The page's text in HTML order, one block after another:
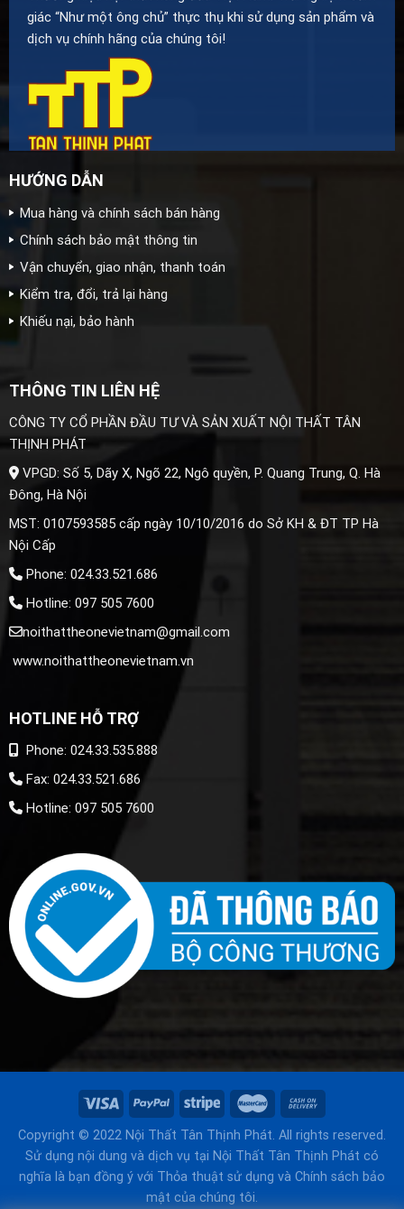
giác “Như một ông chủ” thực thụ khi sử dụng sản phẩm và
dịch vụ chính hãng của chúng tôi!
HƯỚNG DẪN
Mua hàng và chính sách bán hàng
Chính sách bảo mật thông tin
Vận chuyển, giao nhận, thanh toán
Kiểm tra, đổi, trả lại hàng
Khiếu nại, bảo hành
THÔNG TIN LIÊN HỆ
CÔNG TY CỔ PHẦN ĐẦU TƯ VÀ SẢN XUẤT NỘI THẤT TÂN
THỊNH PHÁT
VPGD: Số 5, Dãy X, Ngõ 22, Ngô quyền, P. Quang Trung, Q. Hà
Đông, Hà Nội
MST: 0107593585 cấp ngày 10/10/2016 do Sở KH & ĐT TP Hà
Nội Cấp
Phone: 024.33.521.686
Hotline: 097 505 7600
noithattheonevietnam@gmail.com
www.noithattheonevietnam.vn
HOTLINE HỖ TRỢ
Phone: 024.33.535.888
Fax: 024.33.521.686
Hotline: 097 505 7600
Copyright © 2022 Nội Thất Tân Thịnh Phát. All rights reserved.
Sử dụng nội dung và dịch vụ tại Nội Thất Tân Thịnh Phát có
nghĩa là bạn đồng ý với Thỏa thuật sử dụng và Chính sách bảo
mật của chúng tôi.